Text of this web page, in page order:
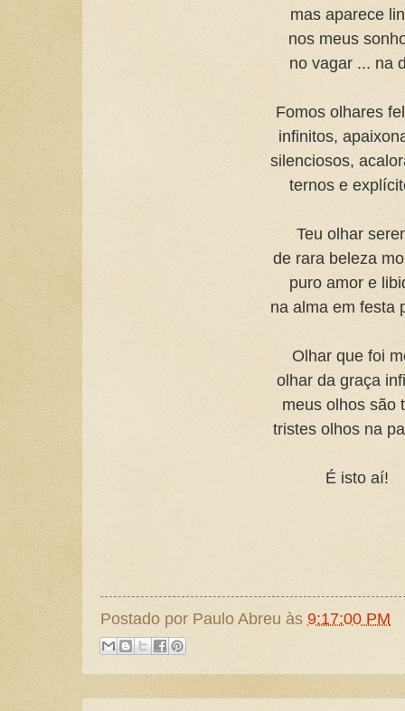
mas aparece
nos meus
no vagar ... na
Fomos olhares
infinitos,
silenciosos,
ternos e
Teu olhar
de rara beleza
puro amor e
na alma em festa
Olhar que foi
olhar da graça
meus olhos são
tristes olhos na
É isto aí!
Postado por Paulo Abreu às 9:17:00 PM